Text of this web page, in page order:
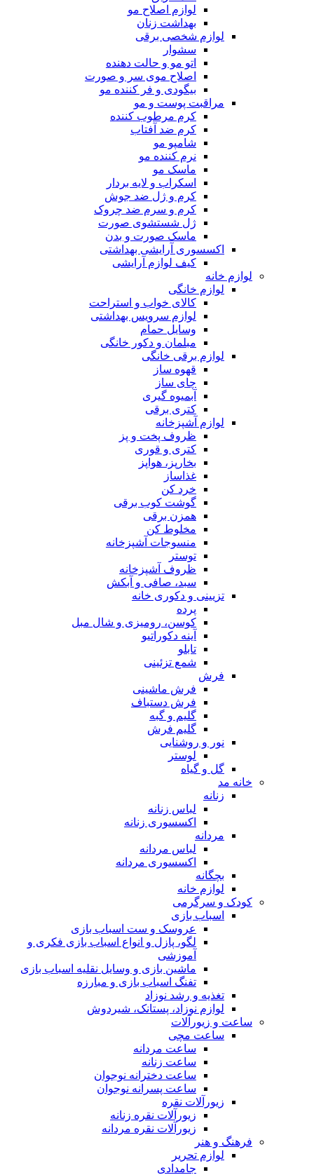
لوازم اصلاح مو
بهداشت زنان
لوازم شخصی برقی
سشوار
اتو مو و حالت دهنده
اصلاح موی سر و صورت
بیگودی و فر کننده مو
مراقبت پوست و مو
کرم مرطوب کننده
کرم ضد آفتاب
شامپو مو
نرم کننده مو
ماسک مو
اسکراب و لایه بردار
کرم و ژل ضد جوش
کرم و سرم ضد چروک
ژل شستشوی صورت
ماسک صورت و بدن
اکسسوری آرایشی بهداشتی
کیف لوازم آرایشی
لوازم خانه
لوازم خانگی
کالای خواب و استراحت
لوازم سرویس بهداشتی
وسایل حمام
مبلمان و دکور خانگی
لوازم برقی خانگی
قهوه ساز
چای ساز
آبمیوه گیری
کتری برقی
لوازم آشپزخانه
ظروف پخت و پز
کتری و قوری
بخارپز، هواپز
غذاساز
خرد کن
گوشت کوب برقی
همزن برقی
مخلوط کن
منسوجات آشپزخانه
توستر
ظروف آشپزخانه
سبد، صافی و آبکش
تزیینی و دکوری خانه
پرده
کوسن، رومیزی و شال مبل
آینه دکوراتیو
تابلو
شمع تزئینی
فرش
فرش ماشینی
فرش دستباف
گلیم و گبه
گلیم فرش
نور و روشنایی
لوستر
گل و گیاه
خانه مد
زنانه
لباس زنانه
اکسسوری زنانه
مردانه
لباس مردانه
اکسسوری مردانه
بچگانه
لوازم خانه
کودک و سرگرمی
اسباب بازی
عروسک و ست اسباب بازی
لگو، پازل و انواع اسباب بازی فکری و
آموزشی
ماشین بازی و وسایل نقلیه اسباب بازی
تفنگ اسباب بازی و مبارزه
تغذیه و رشد نوزاد
لوازم نوزاد، پستانک، شیردوش
ساعت و زیور‌آلات
ساعت مچی
ساعت مردانه
ساعت زنانه
ساعت دخترانه نوجوان
ساعت پسرانه نوجوان
زیورآلات نقره
زیورآلات نقره زنانه
زیورآلات نقره مردانه
فرهنگ و هنر
لوازم تحریر
جامدادی